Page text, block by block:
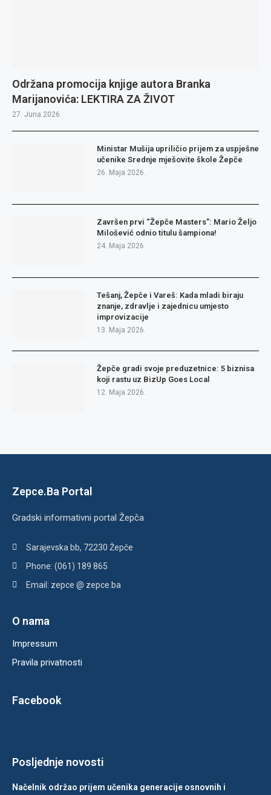
Održana promocija knjige autora Branka
Marijanovića: LEKTIRA ZA ŽIVOT
27. Juna 2026.
Ministar Mušija upriličio prijem za uspješne
učenike Srednje mješovite škole Žepče
26. Maja 2026.
Završen prvi “Žepče Masters”: Mario Željo
Milošević odnio titulu šampiona!
24. Maja 2026.
Tešanj, Žepče i Vareš: Kada mladi biraju
znanje, zdravlje i zajednicu umjesto
improvizacije
13. Maja 2026.
Žepče gradi svoje preduzetnice: 5 biznisa
koji rastu uz BizUp Goes Local
12. Maja 2026.
Zepce.Ba Portal
Gradski informativni portal Žepča
Sarajevska bb, 72230 Žepče
Phone: (061) 189 865
Email: zepce @ zepce.ba
O nama
Impressum
Pravila privatnosti
Facebook
Posljednje novosti
Načelnik održao prijem učenika generacije osnovnih i